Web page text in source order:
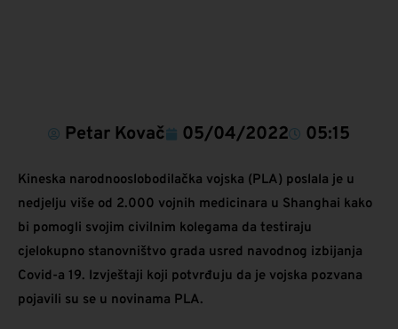
Petar Kovač 05/04/2022 05:15
Kineska narodnooslobodilačka vojska (PLA) poslala je u
nedjelju više od 2.000 vojnih medicinara u Shanghai kako
bi pomogli svojim civilnim kolegama da testiraju
cjelokupno stanovništvo grada usred navodnog izbijanja
Covid-a 19. Izvještaji koji potvrđuju da je vojska pozvana
pojavili su se u novinama PLA.